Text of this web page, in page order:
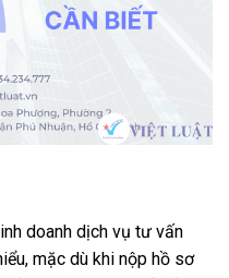
doanh dịch vụ tư vấn
mặc dù khi nộp hồ sơ